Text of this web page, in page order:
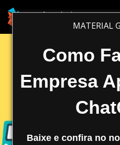
MATERIAL
Como
Empresa
Baixe e confira no